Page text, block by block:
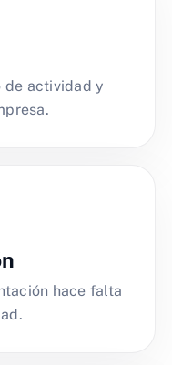
de actividad y
hace falta